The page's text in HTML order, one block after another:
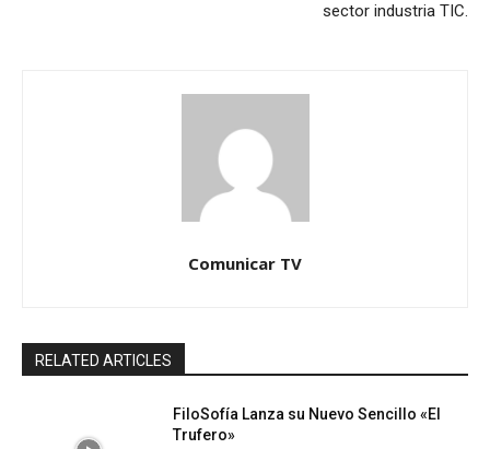
sector industria TIC.
Comunicar TV
RELATED ARTICLES
FiloSofía Lanza su Nuevo Sencillo «El
Trufero»